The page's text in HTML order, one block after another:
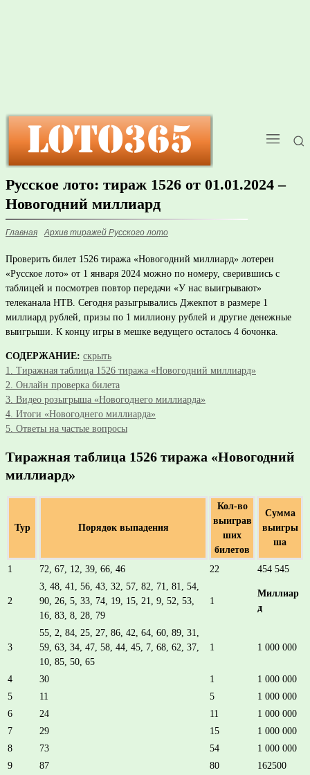
Русское лото: тираж 1526 от 01.01.2024 –
Новогодний миллиард
Главная Архив тиражей Русского лото
Проверить билет 1526 тиража «Новогодний миллиард» лотереи
«Русское лото» от 1 января 2024 можно по номеру, сверившись с
таблицей и посмотрев повтор передачи «У нас выигрывают»
телеканала НТВ. Сегодня разыгрывались Джекпот в размере 1
миллиард рублей, призы по 1 миллиону рублей и другие денежные
выигрыши. К концу игры в мешке ведущего осталось 4 бочонка.
СОДЕРЖАНИЕ: скрыть
1. Тиражная таблица 1526 тиража «Новогодний миллиард»
2. Онлайн проверка билета
3. Видео розыгрыша «Новогоднего миллиарда»
4. Итоги «Новогоднего миллиарда»
5. Ответы на частые вопросы
Тиражная таблица 1526 тиража «Новогодний
миллиард»
Тур Порядок выпадения
Кол-во
выиграв
ших
билетов
Сумма
выигры
ша
1 72, 67, 12, 39, 66, 46 22 454 545
2
3, 48, 41, 56, 43, 32, 57, 82, 71, 81, 54,
90, 26, 5, 33, 74, 19, 15, 21, 9, 52, 53,
16, 83, 8, 28, 79
1
Миллиар
д
3
55, 2, 84, 25, 27, 86, 42, 64, 60, 89, 31,
59, 63, 34, 47, 58, 44, 45, 7, 68, 62, 37,
10, 85, 50, 65
1 1 000 000
4 30 1
1 000 000
5
11 5
1 000 000
6
24 11
1 000 000
7
29 15
1 000 000
8
73 54
1 000 000
9
87 80
162500